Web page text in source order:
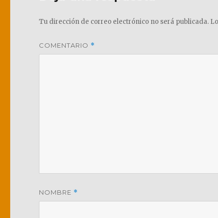
Tu dirección de correo electrónico no será publicada.
COMENTARIO *
NOMBRE *